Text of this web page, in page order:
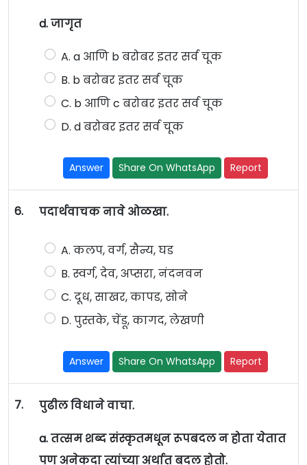
d. जागृत
A. a आणि b बरोबर इतर सर्व चूक
B. b बरोबर इतर सर्व चूक
C. b आणि c बरोबर इतर सर्व चूक
D. d बरोबर इतर सर्व चूक
Answer Share On WhatsApp Report
6. पदार्थवाचक नावे ओळखा.
A. कलप, वर्ग, सैन्य, घड
B. स्वर्ग, देव, अप्सरा, नंदनवन
C. दूध, साखर, कापड, सोने
D. पुस्तके, चेंडू, कागद, लेखणी
Answer Share On WhatsApp Report
7. पुढील विधाने वाचा.
a. तत्सम शब्द संस्कृतमधून रूपबदल न होता येतात
पण अनेकदा त्यांच्या अर्थात बदल होतो.